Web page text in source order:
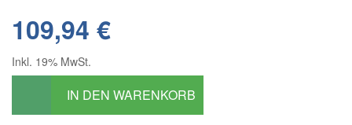
109,94 €
Inkl. 19% MwSt.
IN DEN WARENKORB